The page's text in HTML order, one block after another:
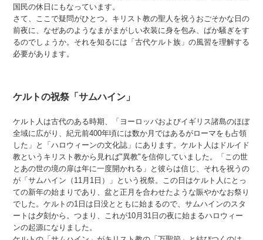
国民の休日にもなっています。
さて、ここで疑問がひとつ。キリスト教の聖人を祝うおごそかな日の
前夜に、なぜあのようなまがまがしい衣装に身を包み、ばか騒ぎをす
るのでしょうか。それを知るには「古代ケルト族」の風習を理解する
必要があります。
ケルトの祝祭「サムハイン」
ケルト人は古代のある時期、「ヨーロッパおよびイギリス諸島のほぼ
全域に広がり、紀元前400年頃には数か月ではあるがローマをも占領
した」と「ハロウィーンの文化誌」にあります。ケルト人はドルイド
教というキリスト教から見れば"異教"を信仰していました。「この世
とあの世の境の扉は年に一度開かれる」と彼らは信じ、それを祝うの
が「サムハイン（11月1日）」という祝祭。この日はケルト人にとっ
ての新年の始まりであり、盆と正月を合わせたような賑やかなお祭り
でした。ケルトの1日は日没とともに始まるので、サムハインのスタ
ートは夕刻から。つまり、これが10月31日の夜に始まるハロウィー
ンの起源になりました。